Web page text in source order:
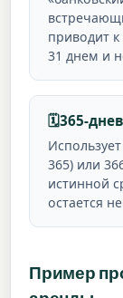
приводит
31 днем и
🗓️365-
365) или
истинной
остается
Пример